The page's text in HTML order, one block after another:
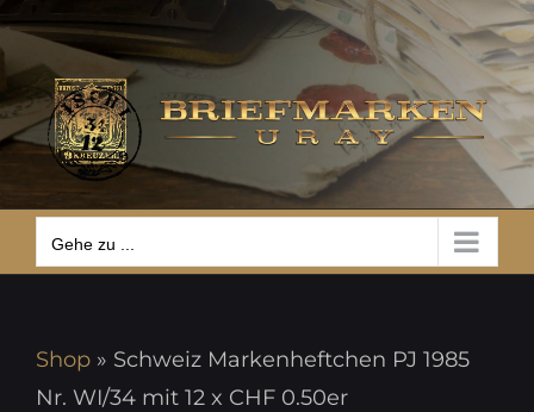
Zum
Inhalt
springen
Gehe zu ...
Gehe zu ...
Shop » Schweiz Markenheftchen PJ 1985
Nr. WI/34 mit 12 x CHF 0.50er